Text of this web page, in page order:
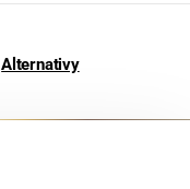
Alternativy